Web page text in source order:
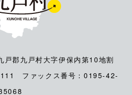
郡九戸村大字伊保内第10地割
ファックス番号：0195-42-